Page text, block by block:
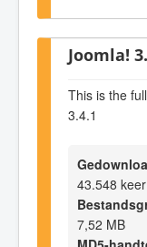
Joomla!
This is the
3.4.1
43.548 keer
7,52 MB